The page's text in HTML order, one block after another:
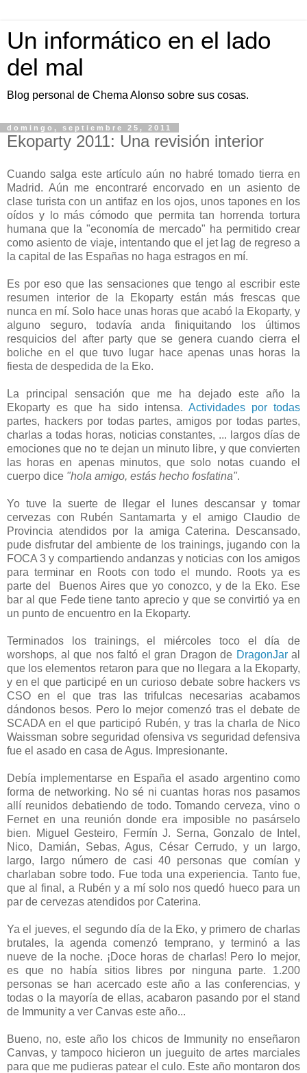
Un informático en el lado
del mal
Blog personal de Chema Alonso sobre sus cosas.
domingo, septiembre 25, 2011
Ekoparty 2011: Una revisión interior
Cuando salga este artículo aún no habré tomado tierra en
Madrid. Aún me encontraré encorvado en un asiento de
clase turista con un antifaz en los ojos, unos tapones en los
oídos y lo más cómodo que permita tan horrenda tortura
humana que la "economía de mercado" ha permitido crear
como asiento de viaje, intentando que el jet lag de regreso a
la capital de las Españas no haga estragos en mí.
Es por eso que las sensaciones que tengo al escribir este
resumen interior de la Ekoparty están más frescas que
nunca en mí. Solo hace unas horas que acabó la Ekoparty, y
alguno seguro, todavía anda finiquitando los últimos
resquicios del after party que se genera cuando cierra el
boliche en el que tuvo lugar hace apenas unas horas la
fiesta de despedida de la Eko.
La principal sensación que me ha dejado este año la
Ekoparty es que ha sido intensa. Actividades por todas
partes, hackers por todas partes, amigos por todas partes,
charlas a todas horas, noticias constantes, ... largos días de
emociones que no te dejan un minuto libre, y que convierten
las horas en apenas minutos, que solo notas cuando el
cuerpo dice "hola amigo, estás hecho fosfatina".
Yo tuve la suerte de llegar el lunes descansar y tomar
cervezas con Rubén Santamarta y el amigo Claudio de
Provincia atendidos por la amiga Caterina. Descansado,
pude disfrutar del ambiente de los trainings, jugando con la
FOCA 3 y compartiendo andanzas y noticias con los amigos
para terminar en Roots con todo el mundo. Roots ya es
parte del Buenos Aires que yo conozco, y de la Eko. Ese
bar al que Fede tiene tanto aprecio y que se convirtió ya en
un punto de encuentro en la Ekoparty.
Terminados los trainings, el miércoles toco el día de
worshops, al que nos faltó el gran Dragon de DragonJaral
que los elementos retaron para que no llegara a la Ekoparty,
y en el que participé en un curioso debate sobre hackers vs
CSO en el que tras las trifulcas necesarias acabamos
dándonos besos. Pero lo mejor comenzó tras el debate de
SCADA en el que participó Rubén, y tras la charla de Nico
Waissman sobre seguridad ofensiva vs seguridad defensiva
fue el asado en casa de Agus. Impresionante.
Debía implementarse en España el asado argentino como
forma de networking. No sé ni cuantas horas nos pasamos
allí reunidos debatiendo de todo. Tomando cerveza, vino o
Fernet en una reunión donde era imposible no pasárselo
bien. Miguel Gesteiro, Fermín J. Serna, Gonzalo de Intel,
Nico, Damián, Sebas, Agus, César Cerrudo, y un largo,
largo, largo número de casi 40 personas que comían y
charlaban sobre todo. Fue toda una experiencia. Tanto fue,
que al final, a Rubén y a mí solo nos quedó hueco para un
par de cervezas atendidos por Caterina.
Ya el jueves, el segundo día de la Eko, y primero de charlas
brutales, la agenda comenzó temprano, y terminó a las
nueve de la noche. ¡Doce horas de charlas! Pero lo mejor,
es que no había sitios libres por ninguna parte. 1.200
personas se han acercado este año a las conferencias, y
todas o la mayoría de ellas, acabaron pasando por el stand
de Immunity a ver Canvas este año...
Bueno, no, este año los chicos de Immunity no enseñaron
Canvas, y tampoco hicieron un jueguito de artes marciales
para que me pudieras patear el culo. Este año montaron dos